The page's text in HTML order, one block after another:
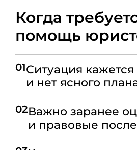
Когда
помощь
01Ситуация
и нет ясного
02Важно заранее
и правовые